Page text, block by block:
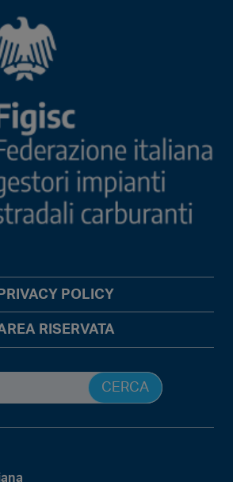
PRIVACY POLICY
RISERVATA